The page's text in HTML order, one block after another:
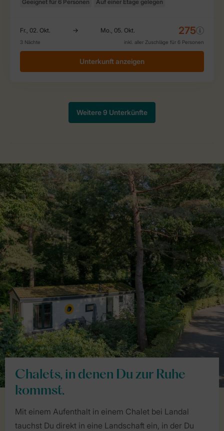
Chalets, in denen Du zur Ruhe
kommst.
Mit einem Aufenthalt in einem Chalet bei Landal
tauchst Du direkt in eine Landschaft ein, in der Du